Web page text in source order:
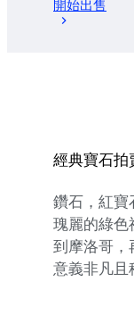
開始出售
經典寶石拍
鑽石，紅寶
瑰麗的綠色
到摩洛哥，
意義非凡且